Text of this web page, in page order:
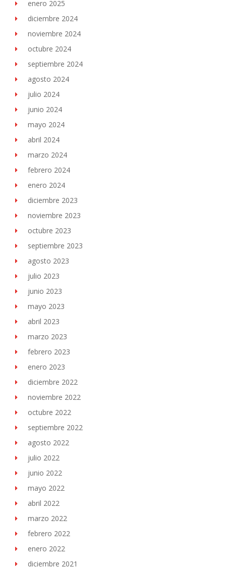
enero 2025
diciembre 2024
noviembre 2024
octubre 2024
septiembre 2024
agosto 2024
julio 2024
junio 2024
mayo 2024
abril 2024
marzo 2024
febrero 2024
enero 2024
diciembre 2023
noviembre 2023
octubre 2023
septiembre 2023
agosto 2023
julio 2023
junio 2023
mayo 2023
abril 2023
marzo 2023
febrero 2023
enero 2023
diciembre 2022
noviembre 2022
octubre 2022
septiembre 2022
agosto 2022
julio 2022
junio 2022
mayo 2022
abril 2022
marzo 2022
febrero 2022
enero 2022
diciembre 2021